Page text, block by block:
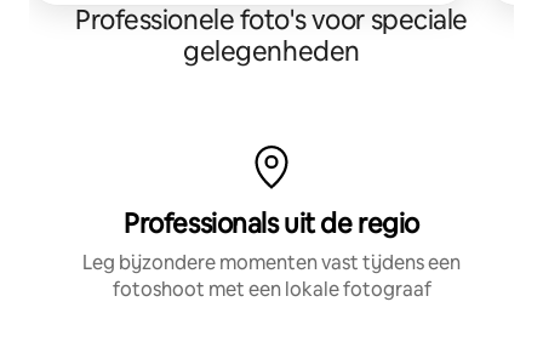
Professionele foto's voor speciale
gelegenheden
Professionals uit de regio
Leg bijzondere momenten vast tijdens een
fotoshoot met een lokale fotograaf